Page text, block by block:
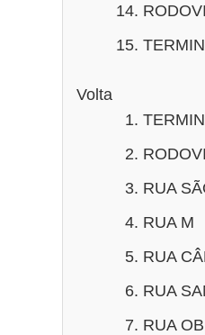
Volta
RUA
RUA M
RUA
RUA
RUA